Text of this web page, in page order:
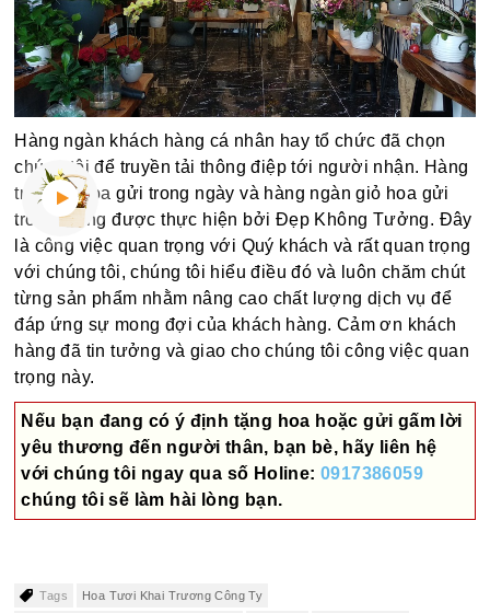
Hàng ngàn khách hàng cá nhân hay tổ chức đã chọn
chúng tôi để truyền tải thông điệp tới người nhận. Hàng
trăm bó hoa gửi trong ngày và hàng ngàn giỏ hoa gửi
trong tháng được thực hiện bởi Đẹp Không Tưởng. Đây
là công việc quan trọng với Quý khách và rất quan trọng
với chúng tôi, chúng tôi hiểu điều đó và luôn chăm chút
từng sản phẩm nhằm nâng cao chất lượng dịch vụ để
đáp ứng sự mong đợi của khách hàng. Cảm ơn khách
hàng đã tin tưởng và giao cho chúng tôi công việc quan
trọng này.
Nếu bạn đang có ý định tặng hoa hoặc gửi gấm lời
yêu thương đến người thân, bạn bè, hãy liên hệ
với chúng tôi ngay qua số Holine:0917386059
chúng tôi sẽ làm hài lòng bạn.
Tags Hoa Tươi Khai Trương Công Ty